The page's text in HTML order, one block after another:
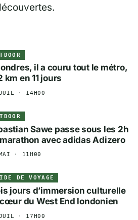
il a couru tout le métro,
km en 11 jours
· 14H00
Sawe passe sous les 2h
avec adidas Adizero
· 11H00
DE VOYAGE
jours d’immersion culturelle
du West End londonien
· 17H00